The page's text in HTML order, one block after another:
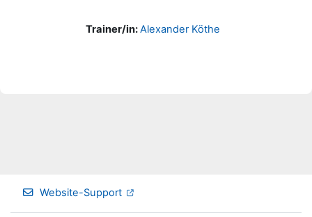
Trainer/in:Alexander Köthe
Website-Support